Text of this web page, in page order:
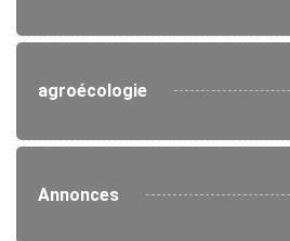
agroécologie
Annonces